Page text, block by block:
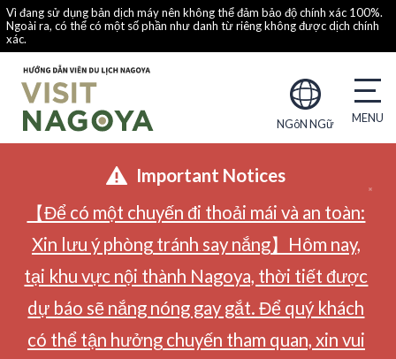
Vì đang sử dụng bản dịch máy nên không thể đảm bảo độ chính xác 100%.
Ngoài ra, có thể có một số phần như danh từ riêng không được dịch chính
xác.
NGôN NGữ
Important Notices
【Để có một chuyến đi thoải mái và an toàn:
Xin lưu ý phòng tránh say nắng】Hôm nay,
tại khu vực nội thành Nagoya, thời tiết được
dự báo sẽ nắng nóng gay gắt. Để quý khách
có thể tận hưởng chuyến tham quan, xin vui